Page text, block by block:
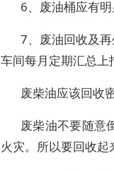
6、废油桶应有
7、废油回收及
车间每月定期汇总上
废柴油应该回收
废柴油不要随意
火灾。所以要回收起